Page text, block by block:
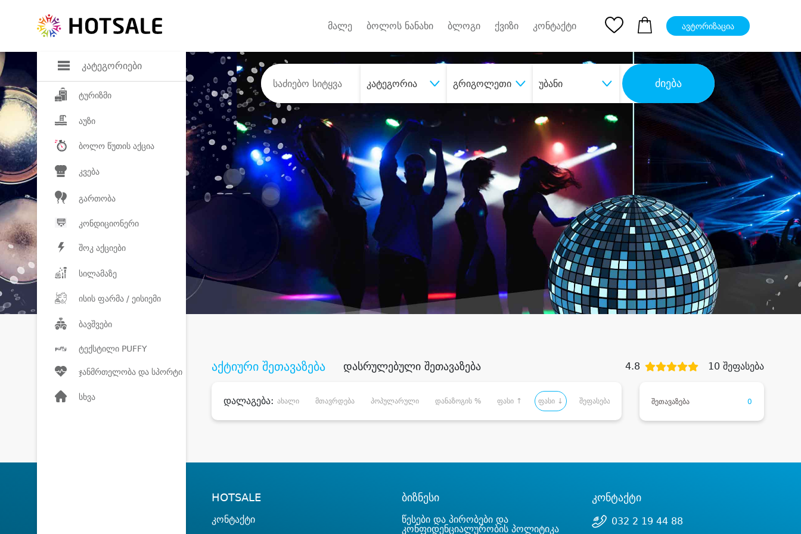
კატეგორიები
ტურიზმი
აუზი
ბოლო წუთის აქცია
კვება
გართობა
კონდიციონერი
შოკ აქციები
სილამაზე
ისის ფარმა / ეისიემი
ბავშვები
ტექსტილი PUFFY
ჯანმრთელობა და სპორტი
სხვა
მალე ბოლოს ნანახი ბლოგი ქვიზი კონტაქტი ავტორიზაცია
კატეგორია გრიგოლეთი უბანი ძიება
შეიძინე სასურველი მომსახურებადიდი დანაზოგით
აქტიური შეთავაზება დასრულებული შეთავაზება 4.8 10 შეფასება
დალაგება: ახალი მთავრდება პოპულარული დანაზოგის % ფასი ↑ ფასი ↓ შეფასება შეთავაზება 0
HOTSALE
კონტაქტი
ბიზნესი
წესები და პირობები და
კონფიდენციალურობის პოლიტიკა
კონტაქტი
032 2 19 44 88